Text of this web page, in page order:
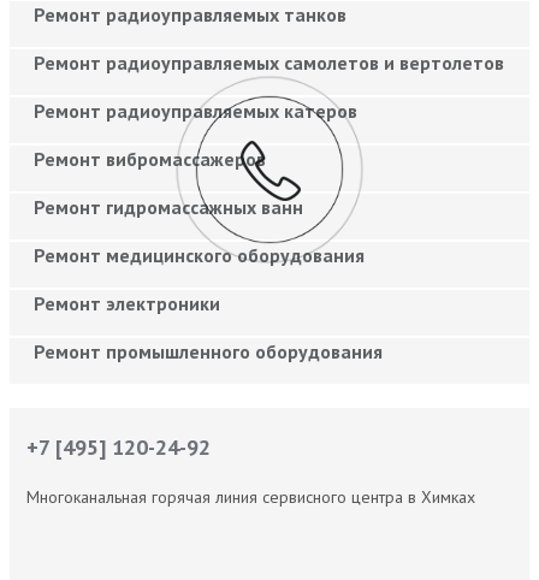
Ремонт радиоуправляемых танков
Ремонт радиоуправляемых самолетов и вертолетов
Ремонт радиоуправляемых катеров
Ремонт вибромассажеров
Ремонт гидромассажных ванн
Ремонт медицинского оборудования
Ремонт электроники
Ремонт промышленного оборудования
+7 [495] 120-24-92
Многоканальная горячая линия сервисного центра в Химках